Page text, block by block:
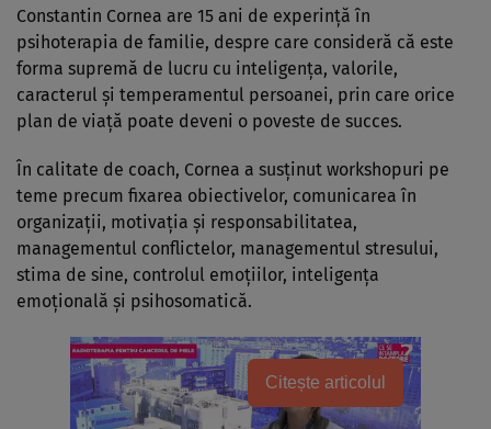
Constantin Cornea are 15 ani de experință în
psihoterapia de familie, despre care consideră că este
forma supremă de lucru cu inteligența, valorile,
caracterul și temperamentul persoanei, prin care orice
plan de viață poate deveni o poveste de succes.
În calitate de coach, Cornea a susținut workshopuri pe
teme precum fixarea obiectivelor, comunicarea în
organizații, motivația și responsabilitatea,
managementul conflictelor, managementul stresului,
stima de sine, controlul emoțiilor, inteligența
emoțională și psihosomatică.
Citește articolul